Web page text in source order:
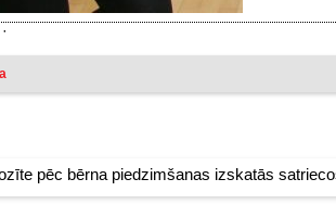
pēc bērna piedzimšanas izskatās